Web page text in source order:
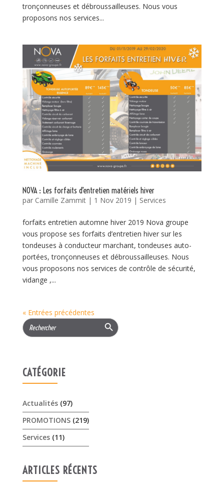
tronçonneuses et débroussailleuses. Nous vous
proposons nos services...
NOVA : Les forfaits d’entretien matériels hiver
par Camille Zammit| 1 Nov 2019 | Services
forfaits entretien automne hiver 2019 Nova groupe
vous propose ses forfaits d’entretien hiver sur les
tondeuses à conducteur marchant, tondeuses auto-
portées, tronçonneuses et débroussailleuses. Nous
vous proposons nos services de contrôle de sécurité,
vidange ,...
« Entrées précédentes
Search
for:
Search Button
CATÉGORIE
Actualités(97)
PROMOTIONS(219)
Services(11)
ARTICLES RÉCENTS